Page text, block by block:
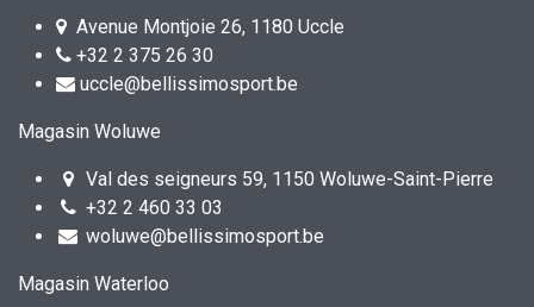
Avenue Montjoie 26, 1180 Uccle
+32 2 375 26 30
uccle@bellissimosport.be
Magasin Woluwe
Val des seigneurs 59, 1150 Woluwe-Saint-Pierre
+32 2 460 33 03
woluwe@bellissimosport.be
Magasin Waterloo